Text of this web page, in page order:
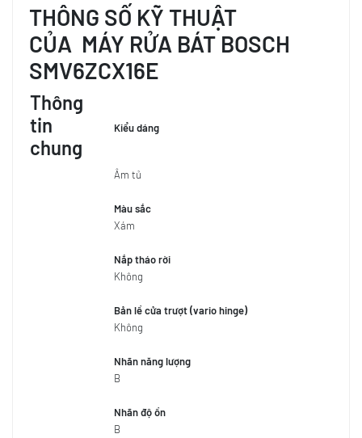
THÔNG SỐ KỸ THUẬT
CỦA MÁY RỬA BÁT BOSCH
SMV6ZCX16E
Thông
tin
chung
Kiểu dáng
Âm tủ
Màu sắc
Xám
Nắp tháo rời
Không
Bản lề cửa trượt (vario hinge)
Không
Nhãn năng lượng
B
Nhãn độ ồn
B